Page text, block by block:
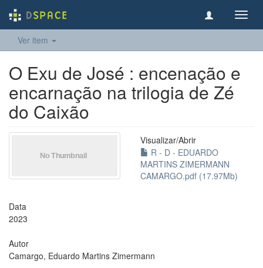
Ver item
O Exu de José : encenação e
encarnação na trilogia de Zé
do Caixão
Visualizar/Abrir
R - D - EDUARDO
MARTINS ZIMERMANN
CAMARGO.pdf (17.97Mb)
Data
2023
Autor
Camargo, Eduardo Martins Zimermann